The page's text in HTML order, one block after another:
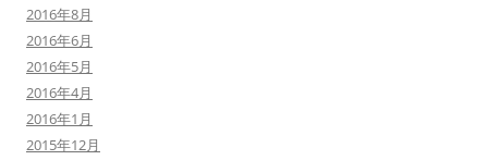
2016年8月
2016年6月
2016年5月
2016年4月
2016年1月
2015年12月